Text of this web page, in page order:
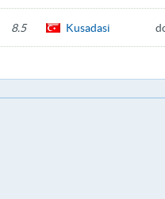
8.5 Kusadasi